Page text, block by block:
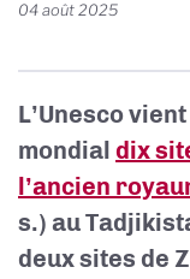
04 août 2025
L’Unesco
mondial dix
l’ancien
s.) au
deux sites de